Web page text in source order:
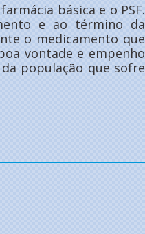
básica e o PSF.
e ao término da
o medicamento que
vontade e empenho
população que sofre